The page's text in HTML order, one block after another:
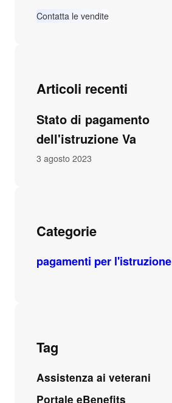
Contatta le vendite
Articoli recenti
Stato di pagamento
dell'istruzione Va
3 agosto 2023
Categorie
pagamenti per l'istruzione
Tag
Assistenza ai veterani
Portale eBenefits